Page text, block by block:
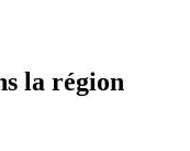
la région